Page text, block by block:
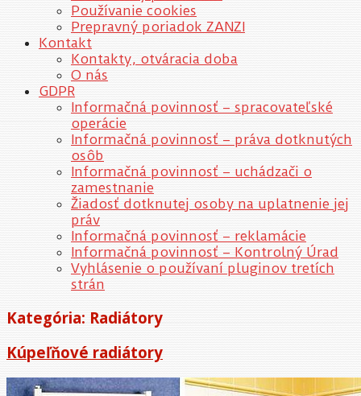
Používanie cookies
Prepravný poriadok ZANZI
Kontakt
Kontakty, otváracia doba
O nás
GDPR
Informačná povinnosť – spracovateľské
operácie
Informačná povinnosť – práva dotknutých
osôb
Informačná povinnosť – uchádzači o
zamestnanie
Žiadosť dotknutej osoby na uplatnenie jej
práv
Informačná povinnosť – reklamácie
Informačná povinnosť – Kontrolný Úrad
Vyhlásenie o používaní pluginov tretích
strán
Kategória: Radiátory
Kúpeľňové radiátory